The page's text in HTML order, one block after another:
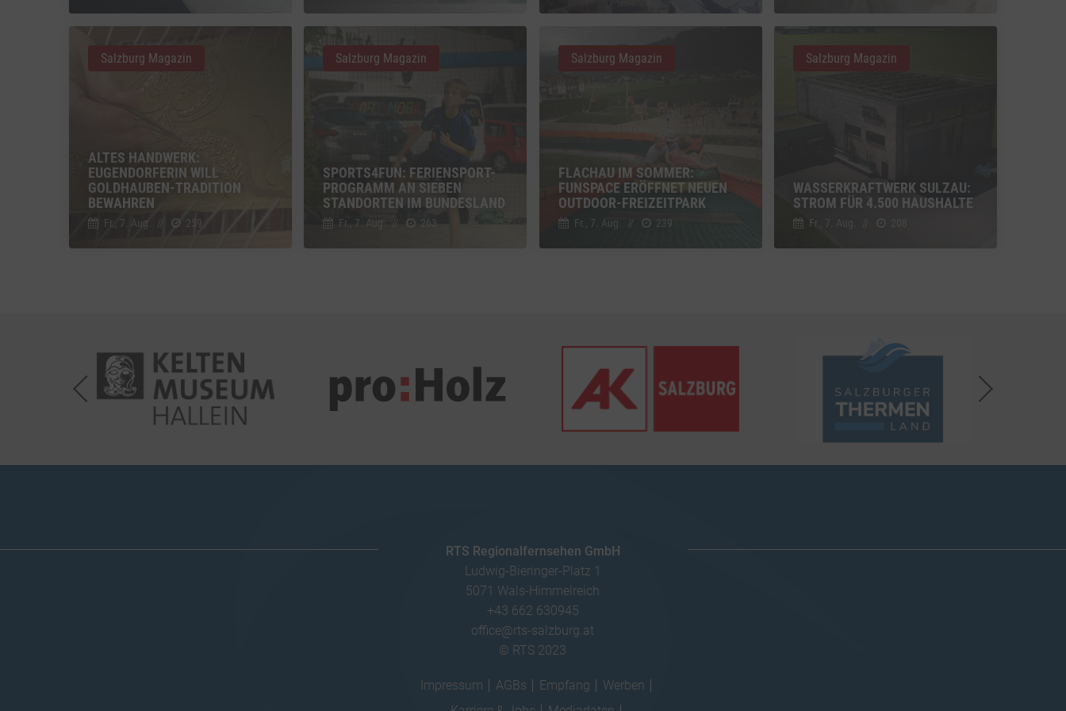
ALTES HANDWERK:
EUGENDORFERIN WILL
GOLDHAUBEN-TRADITION
BEWAHREN
Fr., 7. Aug. // 259
Salzburg Magazin
SPORTS4FUN: FERIENSPORT-
PROGRAMM AN SIEBEN
STANDORTEN IM BUNDESLAND
Fr., 7. Aug. // 263
Salzburg Magazin
FLACHAU IM SOMMER:
FUNSPACE ERÖFFNET NEUEN
OUTDOOR-FREIZEITPARK
Fr., 7. Aug. // 239
Salzburg Magazin
WASSERKRAFTWERK SULZAU:
STROM FÜR 4.500 HAUSHALTE
Fr., 7. Aug.
Salzburg Magazin
RTS Regionalfernsehen GmbH
Ludwig-Bieringer-Platz 1
5071 Wals-Himmelreich
+43 662 630945
office@rts-salzburg.at
© RTS 2023
Impressum AGBs Empfang
Werben
zu Vimeo
YouTube